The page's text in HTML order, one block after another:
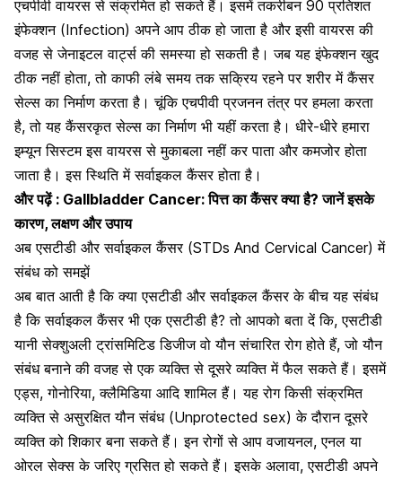
एचपीवी वायरस से संक्रमित हो सकते हैं। इसमें तकरीबन 90 प्रतिशत
इंफेक्शन (Infection) अपने आप ठीक हो जाता है और इसी वायरस की
वजह से जेनाइटल वार्ट्स की समस्या हो सकती है। जब यह इंफेक्शन खुद
ठीक नहीं होता, तो काफी लंबे समय तक सक्रिय रहने पर शरीर में कैंसर
सेल्स का निर्माण करता है। चूंकि एचपीवीप्रजनन तंत्रपर हमला करता
है, तो यह कैंसरकृत सेल्स का निर्माण भी यहीं करता है। धीरे-धीरे हमारा
इम्यून सिस्टमइस वायरस से मुकाबला नहीं कर पाता और कमजोर होता
जाता है। इस स्थिति में सर्वाइकल कैंसर होता है।
और पढ़ें : Gallbladder Cancer: पित्त का कैंसर क्या है? जानें इसके
कारण, लक्षण और उपाय
अब एसटीडी और सर्वाइकल कैंसर (STDs And Cervical Cancer) में
संबंध को समझें
अब बात आती है कि क्या एसटीडी और सर्वाइकल कैंसर के बीच यह संबंध
है कि सर्वाइकल कैंसर भी एक एसटीडी है? तो आपको बता दें कि,एसटीडी
यानी सेक्शुअली ट्रांसमिटिड डिजीजवो यौन संचारित रोग होते हैं, जोयौन
संबंध बनानेकी वजह से एक व्यक्ति से दूसरे व्यक्ति में फैल सकते हैं। इसमें
एड्स,गोनोरिया, क्लैमिडिया आदि शामिल हैं। यह रोग किसी संक्रमित
व्यक्ति से असुरक्षित यौन संबंध(Unprotected sex) के दौरान दूसरे
व्यक्ति को शिकार बना सकते हैं। इन रोगों से आप वजायनल, एनल या
ओरल सेक्स के जरिए ग्रसित हो सकते हैं। इसके अलावा, एसटीडी अपने